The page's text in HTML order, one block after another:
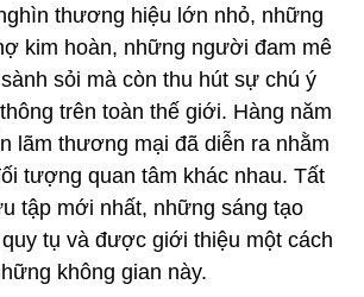
thương hiệu lớn nhỏ, những
kim hoàn, những người đam mê
sỏi mà còn thu hút sự chú ý
trên toàn thế giới. Hàng năm
lãm thương mại đã diễn ra nhằm
tượng quan tâm khác nhau. Tất
tập mới nhất, những sáng tạo
tụ và được giới thiệu một cách
không gian này.